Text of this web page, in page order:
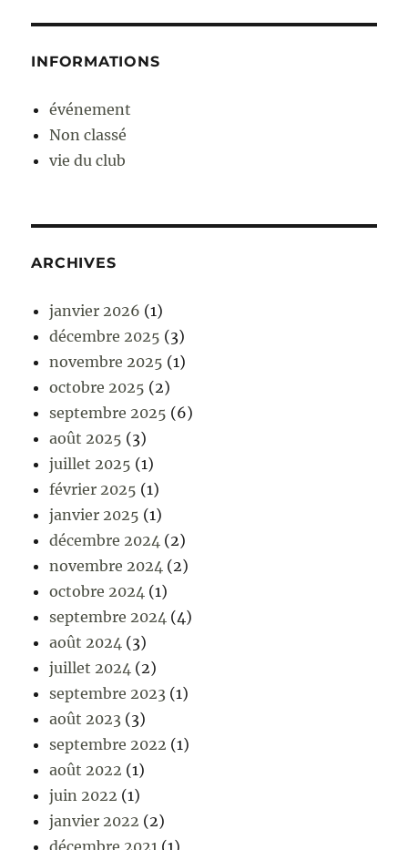
INFORMATIONS
événement
Non classé
vie du club
ARCHIVES
janvier 2026 (1)
décembre 2025 (3)
novembre 2025 (1)
octobre 2025 (2)
septembre 2025 (6)
août 2025 (3)
juillet 2025 (1)
février 2025 (1)
janvier 2025 (1)
décembre 2024 (2)
novembre 2024 (2)
octobre 2024 (1)
septembre 2024 (4)
août 2024 (3)
juillet 2024 (2)
septembre 2023 (1)
août 2023 (3)
septembre 2022 (1)
août 2022 (1)
juin 2022 (1)
janvier 2022 (2)